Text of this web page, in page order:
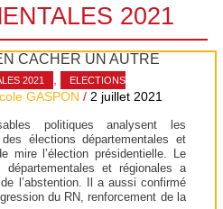
2021
CACHER UN AUTRE
2021 ,
ELECTIONS
GASPON /2 juillet 2021
politiques analysent les
élections départementales et
mire l’élection présidentielle. Le
et régionales a
l’abstention. Il a aussi confirmé
du RN, renforcement de la